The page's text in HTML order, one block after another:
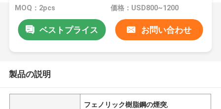
MOQ：2pcs 価格：USD800~1200
ベストプライス お問い合わせ
製品の説明
フェノリック樹脂鋼の煙突,